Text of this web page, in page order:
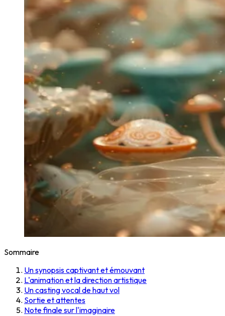
Sommaire
Un synopsis captivant et émouvant
L'animation et la direction artistique
Un casting vocal de haut vol
Sortie et attentes
Note finale sur l'imaginaire